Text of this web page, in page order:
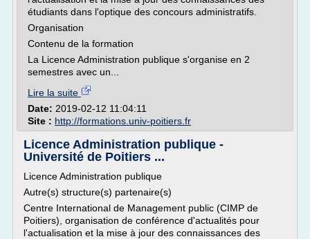
étudiants dans l'optique des concours administratifs.
Organisation
Contenu de la formation
La Licence Administration publique s'organise en 2
semestres avec un...
Lire la suite
Date: 2019-02-12 11:04:11
Site : http://formations.univ-poitiers.fr
Licence Administration publique -
Université de Poitiers ...
Licence Administration publique
Autre(s) structure(s) partenaire(s)
Centre International de Management public (CIMP de
Poitiers), organisation de conférence d'actualités pour
l'actualisation et la mise à jour des connaissances des